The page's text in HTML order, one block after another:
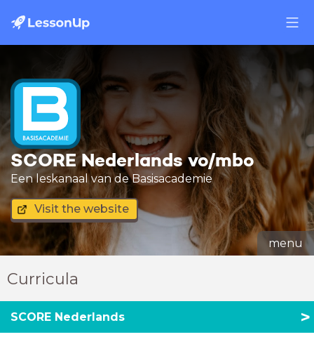
SCORE Nederlands vo/mbo
Een leskanaal van de Basisacademie
Visit the website
menu
Curricula
SCORE Nederlands